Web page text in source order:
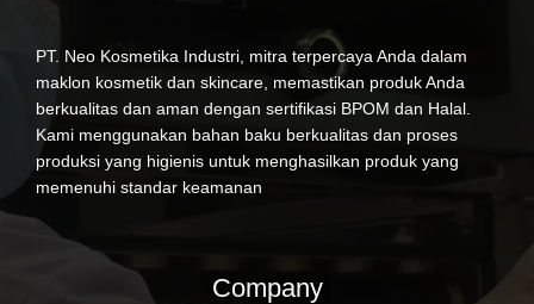
PT. Neo Kosmetika Industri, mitra terpercaya Anda dalam
maklon kosmetik dan skincare, memastikan produk Anda
berkualitas dan aman dengan sertifikasi BPOM dan Halal.
Kami menggunakan bahan baku berkualitas dan proses
produksi yang higienis untuk menghasilkan produk yang
memenuhi standar keamanan
Company